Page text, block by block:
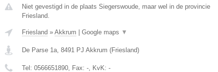
Niet gevestigd in de plaats Siegerswoude, maar wel in de provincie
Friesland.
Friesland » Akkrum | Google maps ▼
De Parse 1a 8491 PJ Akkrum (Friesland)
Tel: 0566651890 , Fax: - , KvK: -